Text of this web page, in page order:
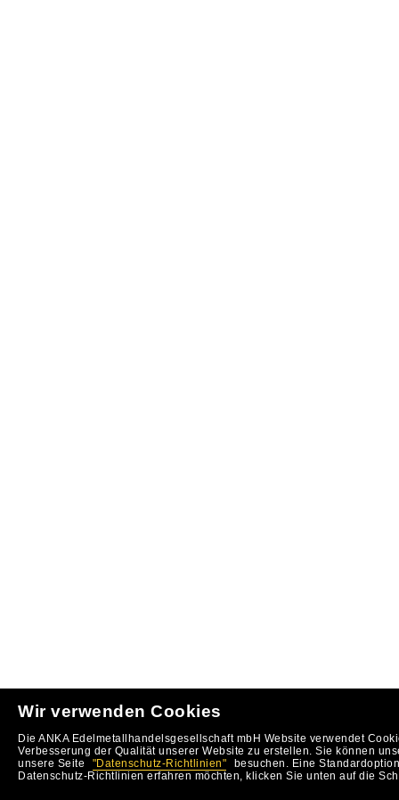
Wir verwenden Cookies
Die ANKA Edelmetallhandelsgesellschaft mbH Website verwendet
Verbesserung der Qualität unserer Website zu erstellen. Sie können
unsere Seite
"Datenschutz-Richtlinien"
besuchen. Eine
Datenschutz-Richtlinien erfahren möchten, klicken Sie unten auf die